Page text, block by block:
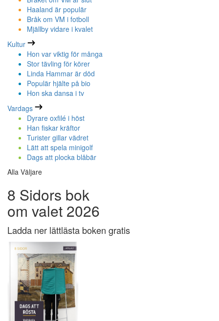
Haaland är populär
Bråk om VM i fotboll
Mjällby vidare i kvalet
Kultur
Hon var viktig för många
Stor tävling för körer
Linda Hammar är död
Populär hjälte på bio
Hon ska dansa i tv
Vardags
Dyrare oxfilé i höst
Han fiskar kräftor
Turister gillar vädret
Lätt att spela minigolf
Dags att plocka blåbär
Alla Väljare
8 Sidors bok
om valet 2026
Ladda ner lättlästa boken gratis